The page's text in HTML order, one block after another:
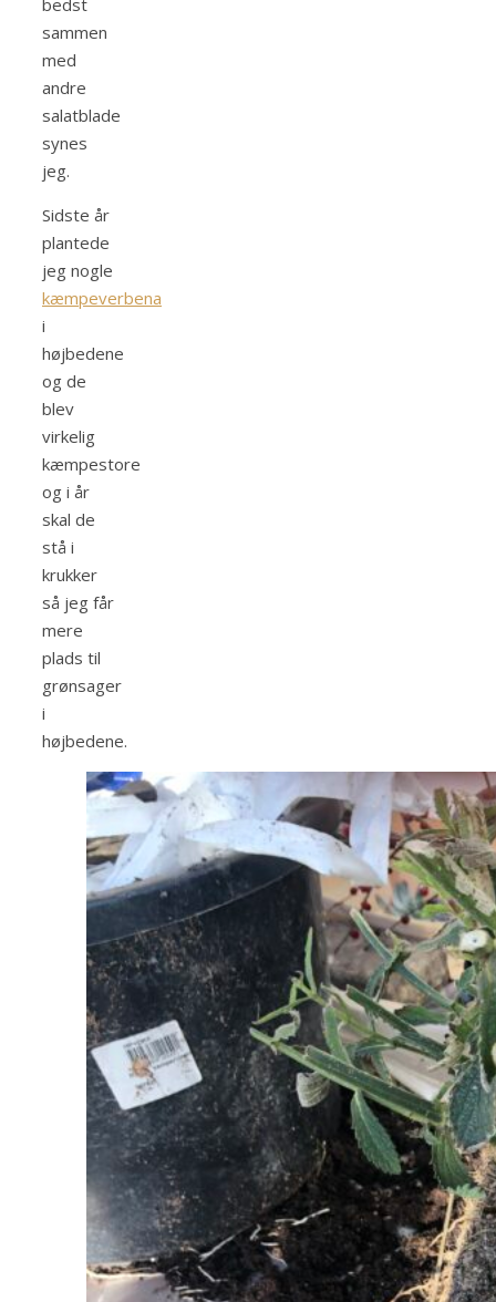
bedst
sammen
med
andre
salatblade
synes
jeg.
Sidste år
plantede
jeg nogle
kæmpeverbena
i
højbedene
og de
blev
virkelig
kæmpestore
og i år
skal de
stå i
krukker
så jeg får
mere
plads til
grønsager
i
højbedene.